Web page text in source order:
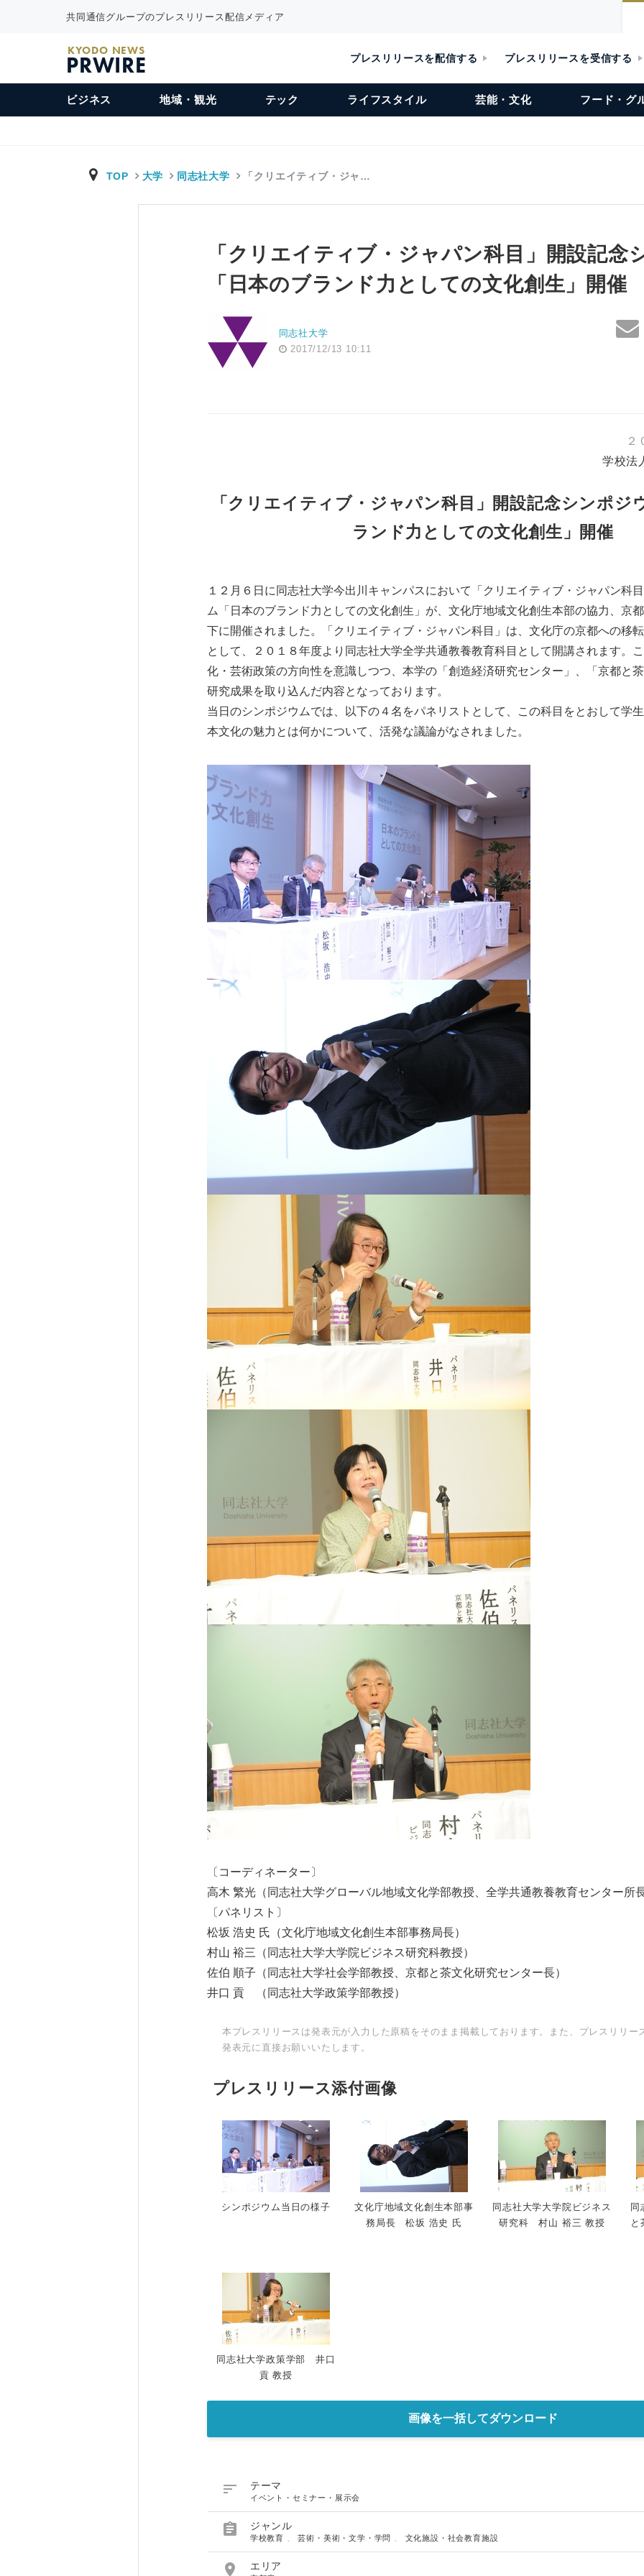
共同通信グループのプレスリリース配信メディア
KYODO NEWS
PRWIRE プレスリリースを配信する プレスリリースを受信する
ビジネス 地域・観光 テック ライフスタイル 芸能・文化 フード・グ
TOP 大学 同志社大学 「クリエイティブ・ジャ…
「クリエイティブ・ジャパン科目」開設記念
「日本のブランド力としての文化創生」開催
同志社大学
2017/12/13 10:11
２
学校法
「クリエイティブ・ジャパン科目」開設記念シンポジ
ランド力としての文化創生」開催
１２月６日に同志社大学今出川キャンパスにおいて「クリエイティブ・ジャパン科
ム「日本のブランド力としての文化創生」が、文化庁地域文化創生本部の協力、京
下に開催されました。「クリエイティブ・ジャパン科目」は、文化庁の京都への移
として、２０１８年度より同志社大学全学共通教養教育科目として開講されます。
化・芸術政策の方向性を意識しつつ、本学の「創造経済研究センター」、「京都と
研究成果を取り込んだ内容となっております。
当日のシンポジウムでは、以下の４名をパネリストとして、この科目をとおして学
本文化の魅力とは何かについて、活発な議論がなされました。
〔コーディネーター〕
高木 繁光（同志社大学グローバル地域文化学部教授、全学共通教養教育センター所
〔パネリスト〕
松坂 浩史 氏（文化庁地域文化創生本部事務局長）
村山 裕三（同志社大学大学院ビジネス研究科教授）
佐伯 順子（同志社大学社会学部教授、京都と茶文化研究センター長）
井口 貢 （同志社大学政策学部教授）
本プレスリリースは発表元が入力した原稿をそのまま掲載しております。また、プレスリリー
発表元に直接お願いいたします。
プレスリリース添付画像
シンポジウム当日の様子
文化庁地域文化創生本部事
務局長 松坂 浩史 氏
同志社大学大学院ビジネス
研究科 村山 裕三 教授
同
同志社大学政策学部 井口
貢 教授
画像を一括してダウンロード
 テーマ
イベント・セミナー・展示会
 ジャンル
学校教育 、芸術・美術・文学・学問 文化施設・社会教育施設
 エリア
Japanese